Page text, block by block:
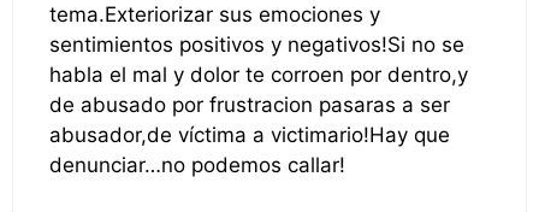
tema.Exteriorizar sus emociones y
sentimientos positivos y negativos!Si no se
habla el mal y dolor te corroen por dentro,y
de abusado por frustracion pasaras a ser
abusador,de víctima a victimario!Hay que
denunciar…no podemos callar!